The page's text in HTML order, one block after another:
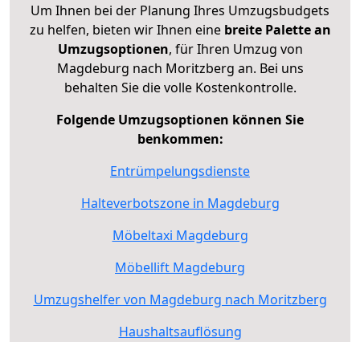
Um Ihnen bei der Planung Ihres Umzugsbudgets
zu helfen, bieten wir Ihnen eine breite Palette an
Umzugsoptionen, für Ihren Umzug von
Magdeburg nach Moritzberg an. Bei uns
behalten Sie die volle Kostenkontrolle.
Folgende Umzugsoptionen können Sie
benkommen:
Entrümpelungsdienste
Halteverbotszone in Magdeburg
Möbeltaxi Magdeburg
Möbellift Magdeburg
Umzugshelfer von Magdeburg nach Moritzberg
Haushaltsauflösung